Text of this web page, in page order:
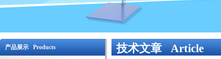
产品展示 Products 技术文章 Article